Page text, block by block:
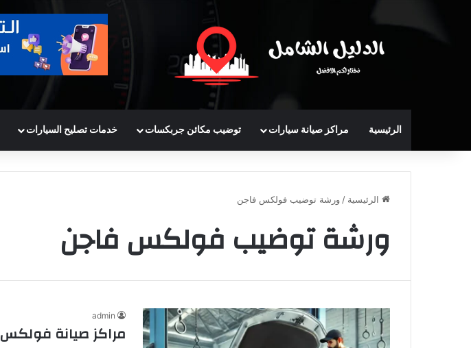
الرئيسية مراكز صيانة سيارات توضيب مكائن جربكسات خدمات تصليح السيارات
الرئيسية /ورشة توضيب فولكس فاجن
ورشة توضيب فولكس فاجن
admin
مراكز صيانة